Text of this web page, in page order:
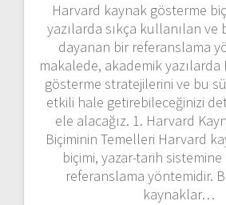
Harvard kaynak gösterme
yazılarda sıkça kullanılan
dayanan bir referanslama
makalede, akademik
gösterme stratejilerini ve bu
etkili hale getirebileceğinizi
ele alacağız. 1. Harvard
Biçiminin Temelleri Harvard
biçimi, yazar-tarih
referanslama yöntemidir.
kaynaklar…